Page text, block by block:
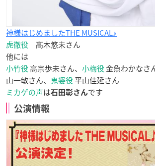
神様はじめましたTHE MUSICAL♪
虎徹役 髙木悠未さん
他には
小竹役高宗歩未さん、 小梅役金魚わかなさ
山一敏さん、 鬼婆役平山佳延さん
ミカゲの声は石田彰さんです
公演情報